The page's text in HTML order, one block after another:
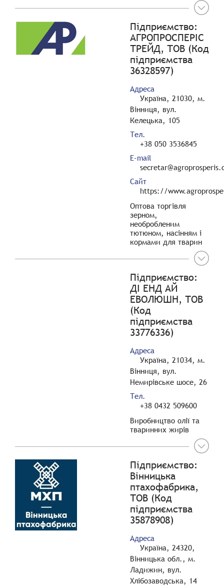
Підприємство:
АГРОПРОСПЕРІС
ТРЕЙД, ТОВ (Код
підприємства
36328597)
Адреса
Україна, 21030, м.
Вінниця, вул.
Келецька, 105
Тел.
+38 050 3536845
E-mail
Сайт
https://
Оптова торгівля
зерном,
необробленим
тютюном, насінням і
кормами для тварин
Підприємство:
ДІ ЕНД АЙ
ЕВОЛЮШН, ТОВ
(Код
підприємства
33776336)
Адреса
Україна, 21034, м.
Вінниця, вул.
Немирівське шосе, 26
Тел.
+38 0432 509600
Виробництво олії та
тваринних жирів
Підприємство:
Вінницька
птахофабрика,
ТОВ (Код
підприємства
35878908)
Адреса
Україна, 24320,
Вінницька обл., м.
Ладижин, вул.
Хлібозаводська, 14